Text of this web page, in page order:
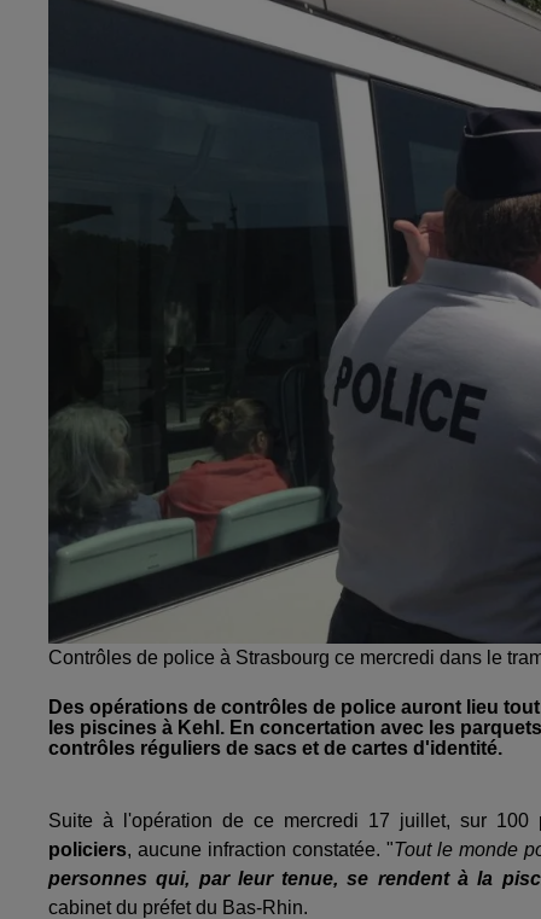
Contrôles de police à Strasbourg ce mercredi dans le
Des opérations de contrôles de police auront lieu
les piscines à Kehl. En concertation avec les
contrôles réguliers de sacs et de cartes d'identité.
Suite à l'opération de ce mercredi 17 juillet, sur 100
policiers, aucune infraction constatée. "Tout le monde
personnes qui, par leur tenue, se rendent à la
cabinet du préfet du Bas-Rhin.